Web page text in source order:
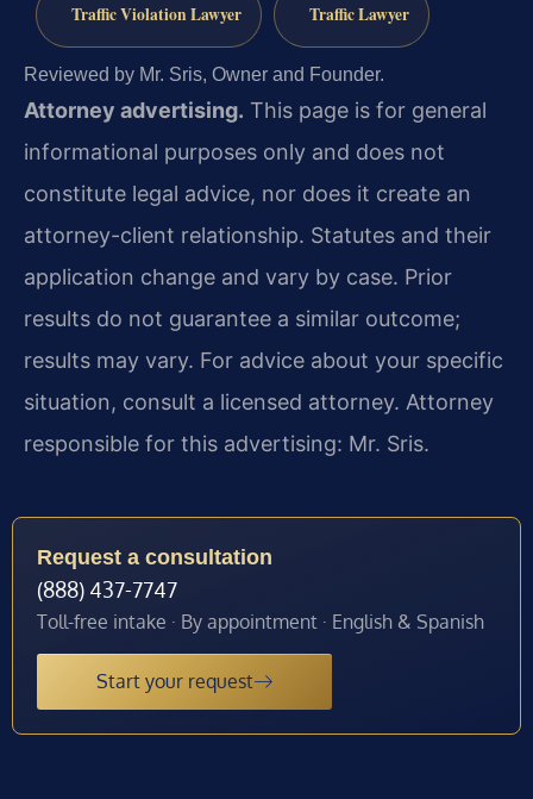
Traffic Violation Lawyer Traffic Lawyer
Reviewed by Mr. Sris, Owner and Founder.
Attorney advertising. This page is for general
informational purposes only and does not
constitute legal advice, nor does it create an
attorney-client relationship. Statutes and their
application change and vary by case. Prior
results do not guarantee a similar outcome;
results may vary. For advice about your specific
situation, consult a licensed attorney. Attorney
responsible for this advertising: Mr. Sris.
Request a consultation
(888) 437-7747
Toll-free intake · By appointment · English & Spanish
Start your request